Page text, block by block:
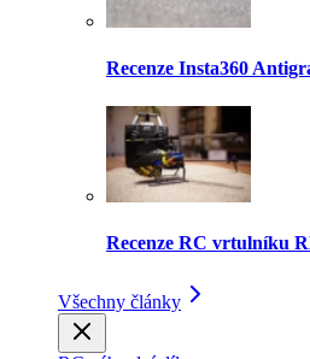
Recenze Insta360
Recenze RC vrtulníku
Všechny články